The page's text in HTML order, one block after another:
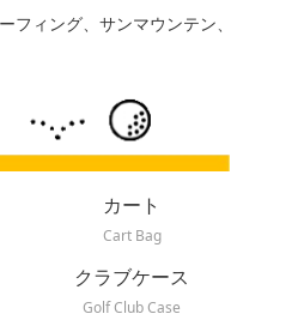
ィング、サンマウンテン、
カート
Cart Bag
クラブケース
Golf Club Case